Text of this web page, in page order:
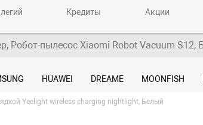
Кредиты Акции
Робот-пылесос Xiaomi Robot Vacuum S12,
HUAWEI DREAME MOONFISH
Yeelight wireless charging nightlight, Белый